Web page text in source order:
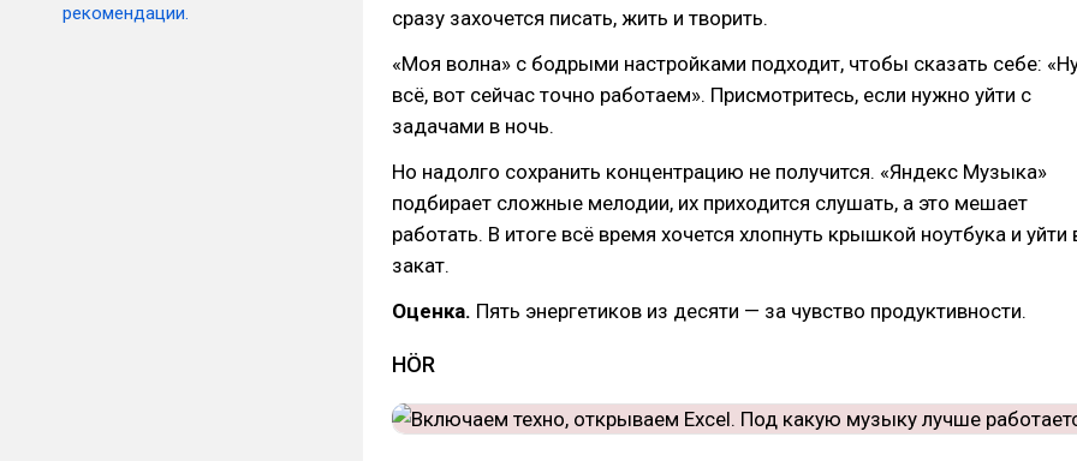
рекомендации.
сразу захочется писать, жить и творить.
«Моя волна» с бодрыми настройками подходит, чтобы сказать себе:
всё, вот сейчас точно работаем». Присмотритесь, если нужно уйти с
задачами в ночь.
Но надолго сохранить концентрацию не получится. «Яндекс Музыка»
подбирает сложные мелодии, их приходится слушать, а это мешает
работать. В итоге всё время хочется хлопнуть крышкой ноутбука и уйти
закат.
Оценка. Пять энергетиков из десяти — за чувство продуктивности.
HÖR